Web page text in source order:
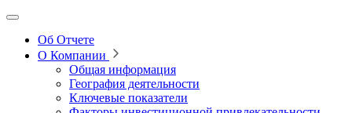
Об Отчете
О Компании
Общая информация
География деятельности
Ключевые показатели